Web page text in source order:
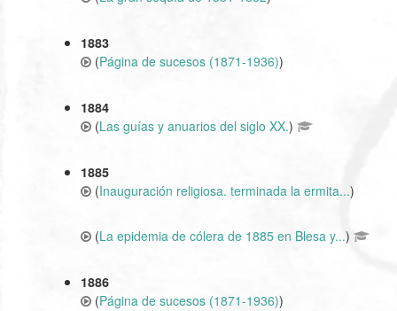
1883
(Página de sucesos (1871-1936))
1884
(Las guías y anuarios del siglo XX.)
1885
(Inauguración religiosa. terminada la ermita...)
(La epidemia de cólera de 1885 en Blesa y...)
1886
(Página de sucesos (1871-1936))